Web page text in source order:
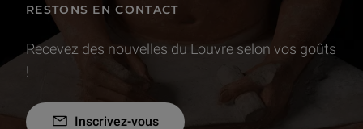
RESTONS EN CONTACT
Recevez des nouvelles du Louvre selon vos goûts
!
Inscrivez-vous